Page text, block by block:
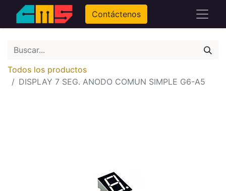
Contáctenos
Todos los productos
DISPLAY 7 SEG. ANODO COMUN SIMPLE G6-A5